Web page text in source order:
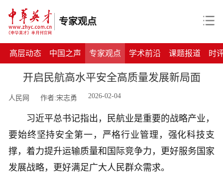
专家观点
高层动态 中国之声 专家观点 学术前沿 课题报道 时
开启民航高水平安全高质量发展新局面
人民网 作者:宋志勇 2026-02-04
习近平总书记指出，民航业是重要的战略产业，
要始终坚持安全第一，严格行业管理，强化科技支
撑，着力提升运输质量和国际竞争力，更好服务国家
发展战略，更好满足广大人民群众需求。